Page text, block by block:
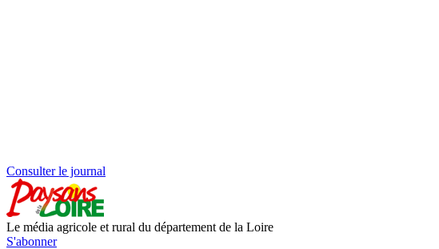
Consulter le journal
Le média agricole et rural du département de la Loire
S'abonner